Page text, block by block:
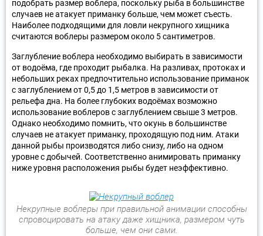
подобрать размер воблера, поскольку рыба в большинстве
случаев не атакует приманку больше, чем может съесть.
Наиболее подходящими для ловли некрупного хищника
считаются воблеры размером около 5 сантиметров.
Заглубление воблера необходимо выбирать в зависимости
от водоёма, где проходит рыбалка. На разливах, протоках и
небольших реках предпочтительно использование приманок
с заглублением от 0,5 до 1,5 метров в зависимости от
рельефа дна. На более глубоких водоёмах возможно
использование воблеров с заглублением свыше 3 метров.
Однако необходимо помнить, что окунь в большинстве
случаев не атакует приманку, проходящую под ним. Атаки
данной рыбы производятся либо снизу, либо на одном
уровне с добычей. Соответственно анимировать приманку
ниже уровня расположения рыбы будет неэффективно.
Некрупные воблеры при правильной анимации способны
спровоцировать на атаку даже хищника, размером чуть
больше, чем они сами.